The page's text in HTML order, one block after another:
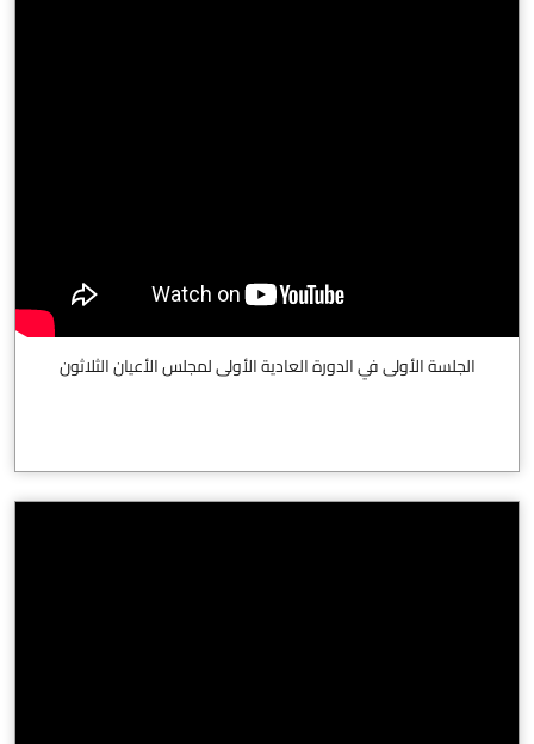
الجلسة الأولى في الدورة العادية الأولى لمجلس الأعيان الثلاثون